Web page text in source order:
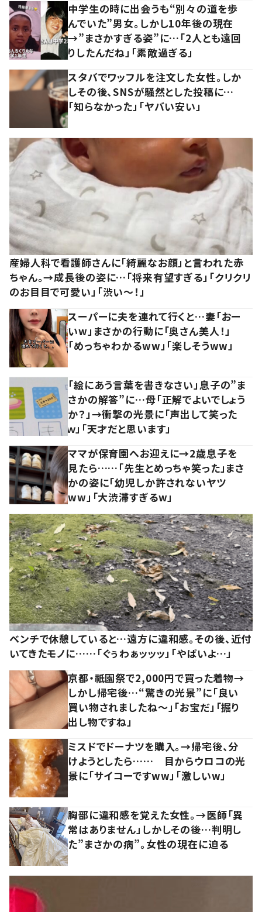
中学生の時に出会うも“別々の道を歩
んでいた”男女。しかし10年後の現在
→”まさかすぎる姿”に…「2人とも遠回
りしたんだね」「素敵過ぎる」
スタバでワッフルを注文した女性。しか
しその後、SNSが騒然とした投稿に…
「知らなかった」「ヤバい安い」
産婦人科で看護師さんに「綺麗なお顔」と言われた赤
ちゃん。→成長後の姿に…「将来有望すぎる」「クリクリ
のお目目で可愛い」「渋い～！」
スーパーに夫を連れて行くと…妻「おー
いw」まさかの行動に「奥さん美人！」
「めっちゃわかるww」「楽しそうww」
「絵にあう言葉を書きなさい」息子の”ま
さかの解答”に…母「正解でよいでしょう
か？」→衝撃の光景に「声出して笑った
ｗ」「天才だと思います」
ママが保育園へお迎えに→2歳息子を
見たら……「先生とめっちゃ笑った」まさ
かの姿に「幼児しか許されないヤツ
ww」「大渋滞すぎるw」
ベンチで休憩していると…遠方に違和感。その後、近付
いてきたモノに……「ぐぅわぁッッッ」「やばいよ…」
京都・祇園祭で2,000円で買った着物→
しかし帰宅後…“驚きの光景”に「良い
買い物されましたね～」「お宝だ」「掘り
出し物ですね」
ミスドでドーナツを購入。→帰宅後、分
けようとしたら…… 目からウロコの光
景に「サイコーですww」「激しいw」
胸部に違和感を覚えた女性。→医師「異
常はありません」しかしその後…判明し
た”まさかの病”。女性の現在に迫る